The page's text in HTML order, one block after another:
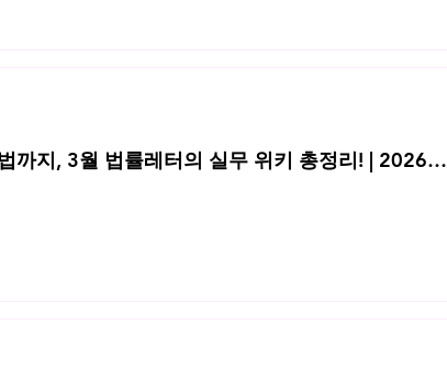
까지, 3월 법률레터의 실무 위키 총정리! | 2026년